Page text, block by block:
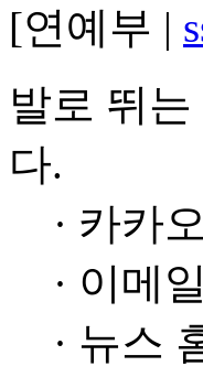
[연예부 |
발로 뛰
다.
· 카카
· 이메
· 뉴스